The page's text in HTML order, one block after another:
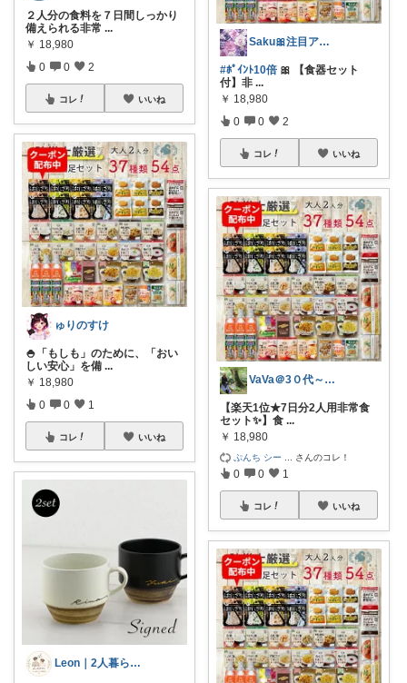
２人分の食料を７日間しっかり
備えられる非常 ...
￥ 18,980
0 0 2
コレ いいね
ゅりのすけ
🍚「もしも」のために、「おい
しい安心」を備 ...
￥ 18,980
0 0 1
コレ いいね
Leon｜2人暮らしの準備室
Saku🎀注目アイテム♡
#ﾎﾟｲﾝﾄ10倍 🎀 【食器セット
付】非 ...
￥ 18,980
0 0 2
コレ いいね
VaVa＠3０代～初めての都内暮らし
【楽天1位★7日分2人用非常食
セット✨】食 ...
￥ 18,980
ぷんち シー さんのコレ！
0 0 1
コレ いいね